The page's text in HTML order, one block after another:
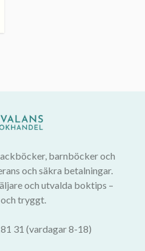
barnböcker och
och säkra betalningar.
och utvalda boktips –
tryggt.
31 (vardagar 8-18)